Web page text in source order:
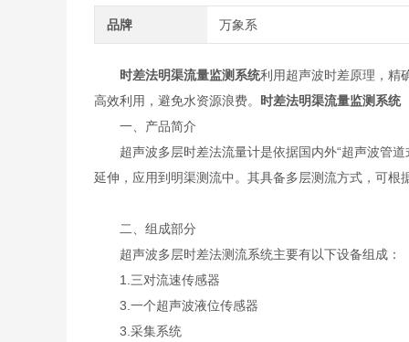
品牌 万象系
时差法明渠流量监测系统利用超声波时差原理，精
高效利用，避免水资源浪费。 时差法明渠流量监测系统
一、产品简介
超声波多层时差法流量计是依据国内外“超声波管道
延伸，应用到明渠测流中。其具备多层测流方式，可
二、组成部分
超声波多层时差法测流系统主要有以下设备组成：
1.三对流速传感器
3.一个超声波液位传感器
3.采集系统